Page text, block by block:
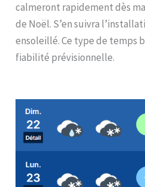
calmeront rapidement dès
de Noël. S’en suivra
ensoleillé. Ce type de temps
fiabilité prévisionnelle.